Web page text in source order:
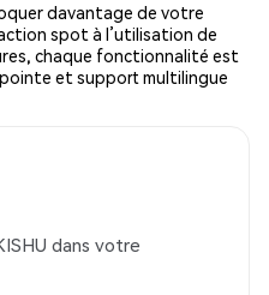
davantage de votre
spot à l’utilisation de
chaque fonctionnalité est
et support multilingue
dans votre